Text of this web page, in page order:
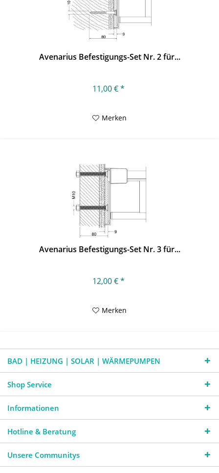
Avenarius Befestigungs-Set Nr. 2 für...
11,00 € *
Merken
Avenarius Befestigungs-Set Nr. 3 für...
12,00 € *
Merken
BAD | HEIZUNG | SOLAR | WÄRMEPUMPEN
Shop Service
Informationen
Hotline & Beratung
Unsere Communitys